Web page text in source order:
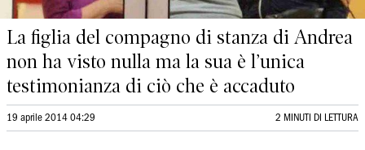
La figlia del compagno di stanza di Andrea
non ha visto nulla ma la sua è l’unica
testimonianza di ciò che è accaduto
19 aprile 2014 04:29 2 MINUTI DI LETTURA